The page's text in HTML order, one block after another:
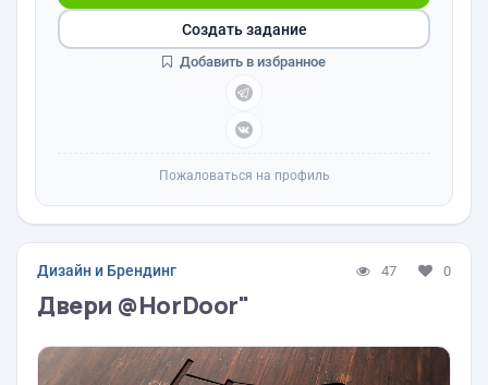
Создать задание
Добавить в избранное
Пожаловаться на профиль
Дизайн и Брендинг 47 0
Двери @HorDoor"